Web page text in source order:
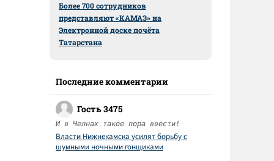
Более 700 сотрудников
представляют «КАМАЗ» на
Электронной доске почёта
Татарстана
Последние комментарии
Гость 3475
И в Челнах такое пора ввести!
Власти Нижнекамска усилят борьбу с
шумными ночными гонщиками